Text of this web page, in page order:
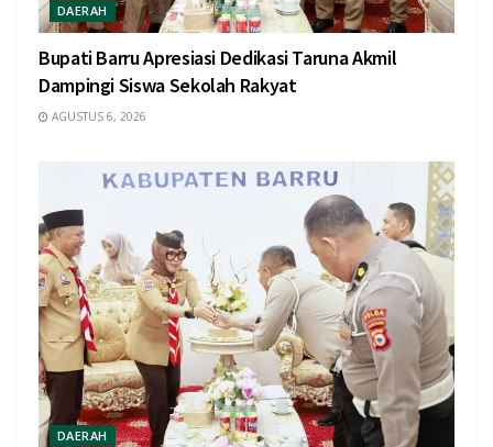
DAERAH
Bupati Barru Apresiasi Dedikasi Taruna Akmil
Dampingi Siswa Sekolah Rakyat
AGUSTUS 6, 2026
DAERAH